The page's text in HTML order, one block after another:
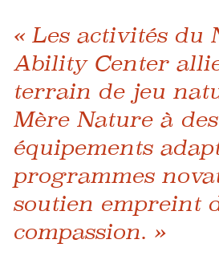
« Les activités du
Ability Center
terrain de jeu
Mère Nature à des
équipements
programmes
soutien empreint
compassion. »